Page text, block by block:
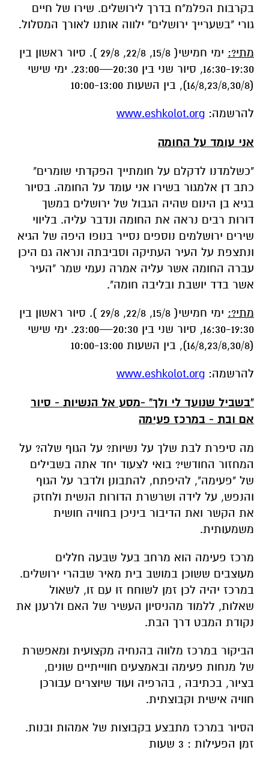
16:30-19:30, סיור שני בין 20:30—23:00. ימי שישי
(16/8,23/8,30/8), בין השעות 10:00-13:00
להרשמה:www.eshkolot.org
אני עומד על החומה
"כשלמדנו לדקלם על חומתייך הפקדתי שומרים"
בגיא בן הינום שהיה הגבול של ירושלים במשך
שירים ירושלמים נוספים נסייר בנופו היפה של הגיא
ונתצפת על העיר העתיקה וסביבתה ונראה גם היכן
עברה החומה אשר עליה אמרה נעמי שמר "העיר
אשר בדד יושבת ובליבה חומה".
מתי?:
ימי חמישי( 15/8, 22/8, 29/8 ). סיור ראשון בין
16:30-19:30, סיור שני בין 20:30—23:00. ימי שישי
(16/8,23/8,30/8), בין השעות 10:00-13:00
להרשמה:www.eshkolot.org
"בשביל שנועד לי ולך" -מסע אל הנשיות - סיור
המחזור החודשי? בואי לצעוד יחד אתה בשבילים
של "פעימה", להיפתח, להתבונן ולדבר על הגוף
את הקשר ואת הדיבור ביניכן בחוויה חושית
משמעותית.
מרכז פעימה הוא מרחב בעל שבעה חללים
מעוצבים ששוכן במושב בית מאיר שבהרי ירושלים.
במרכז יהיה לכן זמן לשוחח זו עם זו, לשאול
נקודת המבט דרך הבת.
הביקור במרכז מלווה בהנחיה מקצועית ומאפשרת
של מנחות פעימה ובאמצעים חווייתיים שונים,
בציור, בכתיבה , בהרפיה ועוד שיוצרים עבורכן
הסיור במרכז מתבצע בקבוצות של אמהות ובנות.
זמן הפעילות : 3 שעות
מיועד לבנות 12 ואמותיהן בלבד.